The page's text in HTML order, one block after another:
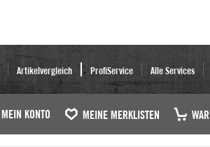
Artikelvergleich ProfiService Alle Services
MEIN KONTO MEINE MERKLISTEN